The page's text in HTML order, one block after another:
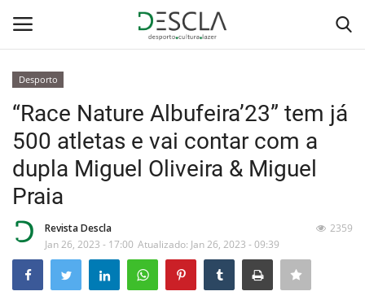
Home
...by Descla
Desporto
Contactos
Desporto
“Race Nature Albufeira’23” tem já
500 atletas e vai contar com a
dupla Miguel Oliveira & Miguel
Praia
Revista Descla
Jan 26, 2023 - 17:00 Atualizado: Jan 26, 2023 - 09:39
2359